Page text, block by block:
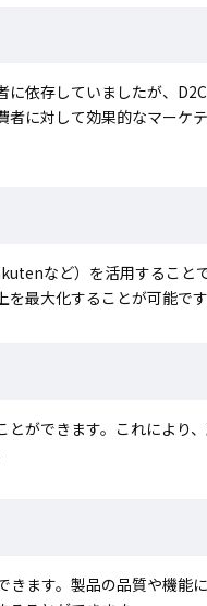
依存していましたが、
に対して効果的なマーケ
など）を活用すること
最大化することが可能です
ができます。これにより
ます。製品の品質や機能